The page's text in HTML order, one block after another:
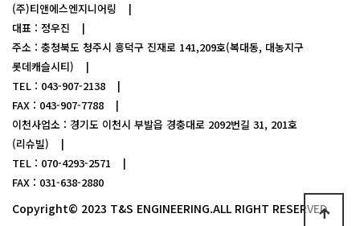
(주)티앤에스엔지니어링
|
대표 : 정우진
|
주소 : 충청북도 청주시 흥덕구 진재로 141,209호(복대동, 대농지구
롯데캐슬시티)
|
TEL : 043-907-2138
|
FAX : 043-907-7788
|
이천사업소 : 경기도 이천시 부발읍 경충대로 2092번길 31, 201호
(리슈빌)
|
TEL : 070-4293-2571
|
FAX : 031-638-2880
Copyright© 2023 T&S ENGINEERING.ALL RIGHT RESERVED.